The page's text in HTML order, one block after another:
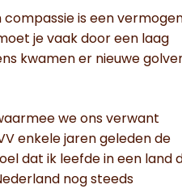
compassie is een
je vaak door een laag
kwamen er nieuwe
we ons verwant
enkele jaren geleden de
dat ik leefde in een land
nog steeds